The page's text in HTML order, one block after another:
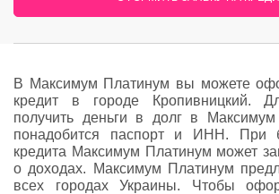
В Максимум Платинум вы можете
кредит в городе Кропивницкий.
получить деньги в долг в
понадобится паспорт и ИНН. При
кредита Максимум Платинум может
о доходах. Максимум Платинум
всех городах Украины. Чтобы